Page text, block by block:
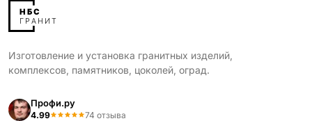
Изготовление и установка гранитных изделий,
комплексов, памятников, цоколей, оград.
Профи.ру
4.99 74 отзыва